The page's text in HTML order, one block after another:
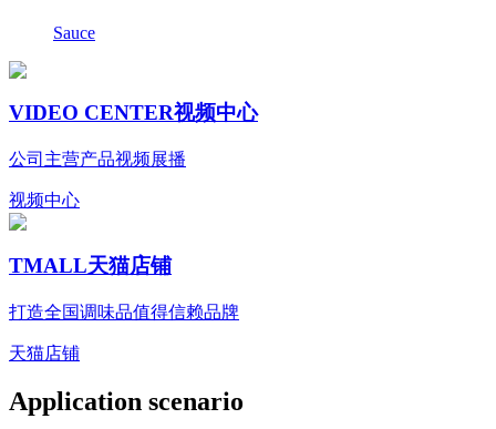
Sauce
VIDEO CENTER视频中心
公司主营产品视频展播
视频中心
TMALL天猫店铺
打造全国调味品值得信赖品牌
天猫店铺
Application scenario